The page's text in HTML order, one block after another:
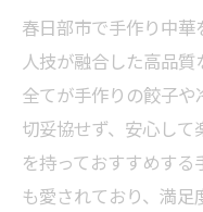
春日部市で手作り中
人技が融合した高品質
全てが手作りの餃子
切妥協せず、安心し
を持っておすすめす
も愛されており、満足